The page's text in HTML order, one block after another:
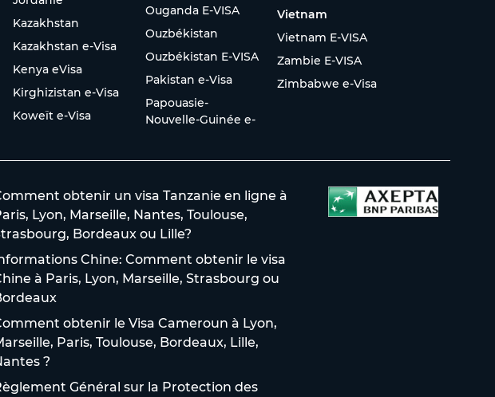
Kazakhstan
Kazakhstan e-Visa
Kenya eVisa
Kirghizistan e-Visa
Koweït e-Visa
Ouganda E-VISA
Ouzbékistan
Ouzbékistan E-VISA
Pakistan e-Visa
Papouasie-
Nouvelle-Guinée e-
Vietnam
Vietnam E-VISA
Zambie E-VISA
Zimbabwe e-Visa
obtenir un visa Tanzanie en ligne à
Lyon, Marseille, Nantes, Toulouse,
Bordeaux ou Lille?
Chine: Comment obtenir le visa
à Paris, Lyon, Marseille, Strasbourg ou
obtenir le Visa Cameroun à Lyon,
Paris, Toulouse, Bordeaux, Lille,
?
Général sur la Protection des